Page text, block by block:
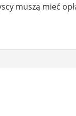
muszą mieć